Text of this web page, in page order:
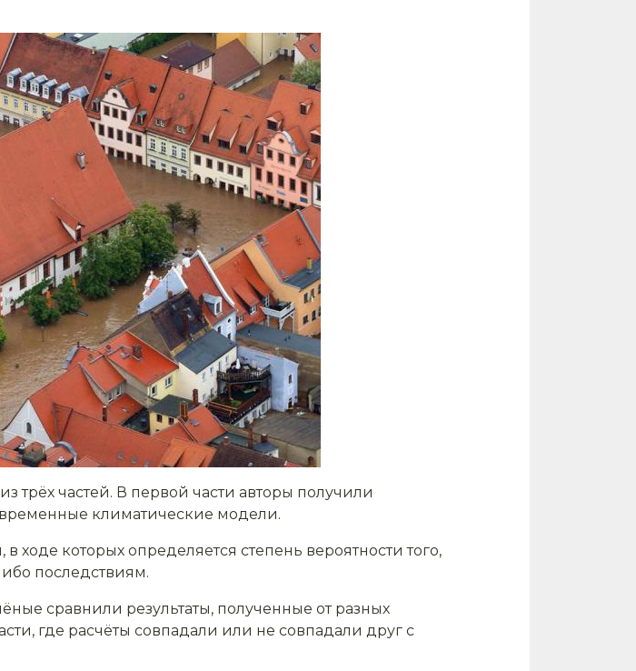
трёх частей. В первой части авторы получили
климатические модели.
которых определяется степень вероятности того,
последствиям.
сравнили результаты, полученные от разных
где расчёты совпадали или не совпадали друг с